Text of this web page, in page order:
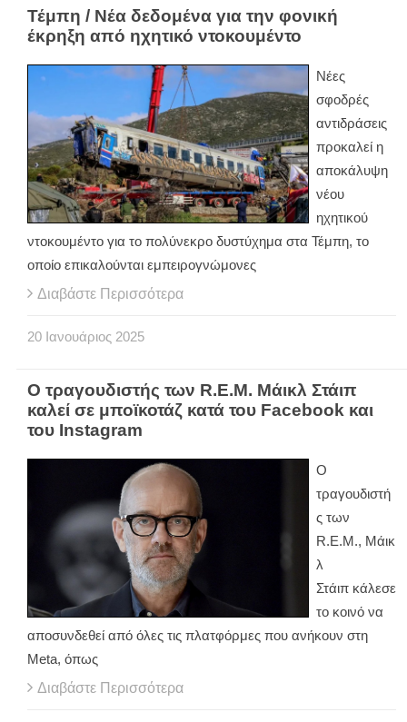
Τέμπη / Νέα δεδομένα για την φονική
έκρηξη από ηχητικό ντοκουμέντο
Νέες
σφοδρές
αντιδράσεις
προκαλεί η
αποκάλυψη
νέου
ηχητικού
ντοκουμέντο για το πολύνεκρο δυστύχημα στα Τέμπη, το
οποίο επικαλούνται εμπειρογνώμονες
Διαβάστε Περισσότερα
20 Ιανουάριος 2025
Ο τραγουδιστής των R.E.M. Μάικλ Στάιπ
καλεί σε μποϊκοτάζ κατά του Facebook και
του Instagram
Ο
τραγουδιστή
ς των
R.E.M., Μάικ
λ
Στάιπ κάλεσε
το κοινό να
αποσυνδεθεί από όλες τις πλατφόρμες που ανήκουν στη
Meta, όπως
Διαβάστε Περισσότερα